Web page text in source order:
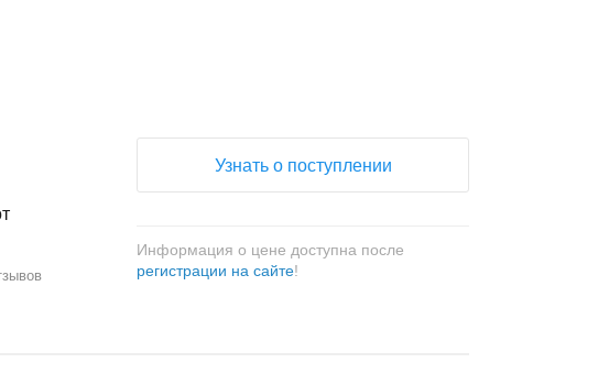
Узнать о поступлении
Информация о цене доступна после
регистрации на сайте!